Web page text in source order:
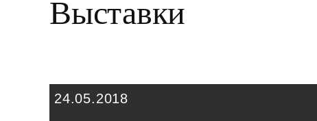
Выставки
24.05.2018